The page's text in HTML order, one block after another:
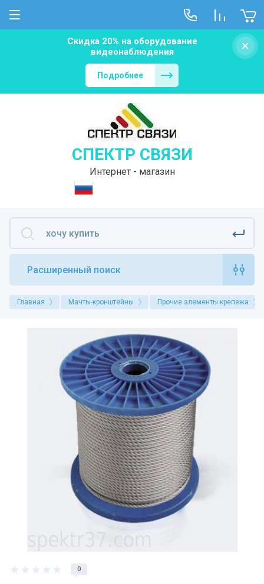
Скидка 20% на оборудование
видеонаблюдения
Подробнее
СПЕКТР СВЯЗИ
Интернет - магазин
Расширенный поиск
Главная Мачты-кронштейны Прочие элементы крепежа
0